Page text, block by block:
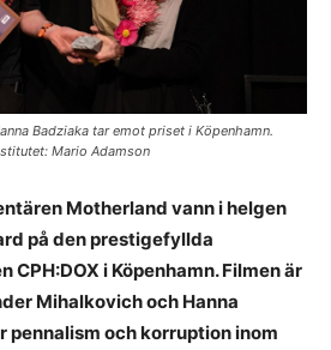
Badziaka tar emot priset i Köpenhamn.
Mario Adamson
Motherland vann i helgen
på den prestigefyllda
i Köpenhamn. Filmen är
Mihalkovich och Hanna
pennalism och korruption inom